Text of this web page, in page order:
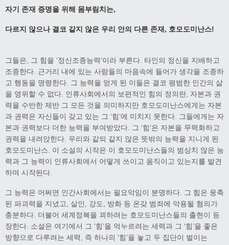
자기 존재 증명을 위해 몸부림치는,
다르지 않으나 결코 같지 않은 우리 안의 다른 존재 , 호모도미난스!
그들은, 그 힘을 ‘정신조종능력’이라 부른다. 타인의 정신을 지배하고
조종한다. 근거리 내에 있는 사람들의 마음속에 들어가 생각을 조종하
고 행동을 명령한다. 그 능력을 얻게 된 이들은 결코 평범한 인간의 삶
을 영위할 수 없다. 인류사회에서의 보편적인 힘의 정의란, 자본과 권
력을 수반한 제반 그 모든 것을 의미하지만 호모도미난스에게는 자본
과 권력은 자신들이 갖고 있는 그 ‘힘’에 미치지 못한다. 그들에게는 자
본과 권력보다 더한 능력을 부여받았다. 그 ‘힘’은 자본을 무력화하고
권력을 내려앉힌다. 우리와 같되 같지 않은 뜻밖의 능력을 지니게 된
호모도미난스. 이 소설의 시작은 이 호모도미난스들의 범상치 않은 능
력과 그 능력이 인류사회에서 어떻게 쓰이고 움직이고 있는지를 발견
하며 시작된다.
그 능력은 어쩌면 인간사회에서는 필요악임이 분명하다. 그 힘은 웅축
된 파괴력을 지녔고, 살인, 강도, 방화 등 온갖 범죄에 악용될 혐의가
충분하다. 더불어 세계정복을 꾀하려는 호모도미난스들의 출현이 등
장한다. 소설은 여기에서 그 ‘힘’을 억누르려는 세력과 그 ‘힘’을 좋은
방향으로 다루려는 세력, 즉 하나의 ‘힘’을 놓고 두 집단이 벌이는